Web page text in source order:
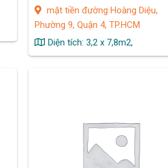
9, mặt tiền đường Hoàng Diệu,
Phường 9, Quận 4, TP.HCM
Diện tích: 3,2 x 7,8m2,